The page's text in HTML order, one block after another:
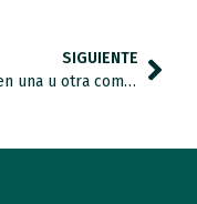
SIGUIENTE
Nacer en una u otra comunidad condiciona la calidad de los servicios de atención temprana a los que puede acceder un/a menor con autismo